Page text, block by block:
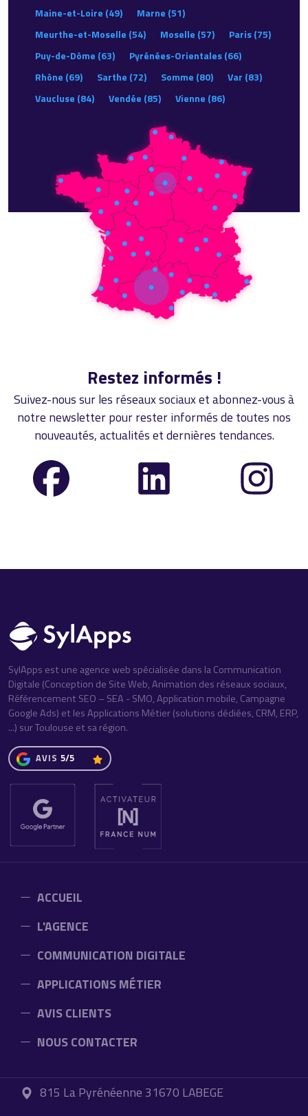
Maine-et-Loire (49)
Marne (51)
Meurthe-et-Moselle (54)
Moselle (57)
Paris (75)
Puy-de-Dôme (63)
Pyrénées-Orientales (66)
Rhône (69)
Sarthe (72) Somme (80)
Var (83)
Vaucluse (84)
Vendée (85) Vienne (86)
Restez informés !
Suivez-nous sur les réseaux sociaux et abonnez-vous à
notre newsletter pour rester informés de toutes nos
nouveautés, actualités et dernières tendances.
SylApps est une agence web spécialisée dans la Communication
Digitale (Conception de Site Web, Animation des réseaux sociaux,
Référencement SEO – SEA - SMO, Application mobile, Campagne
Google Ads) et les Applications Métier (solutions dédiées, CRM, ERP,
...) sur Toulouse et sa région.
AVIS 5/5
ACCUEIL
L'AGENCE
COMMUNICATION DIGITALE
APPLICATIONS MÉTIER
AVIS CLIENTS
NOUS CONTACTER
815 La Pyrénéenne 31670 LABEGE